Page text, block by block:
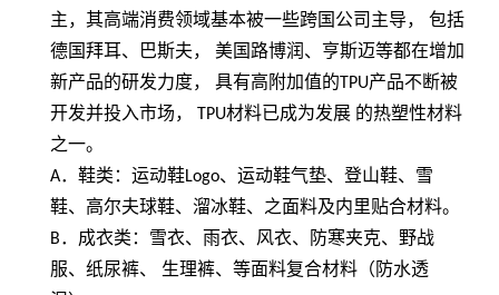
主，其高端消费领域基本被一些跨国公司主导， 包括
德国拜耳、巴斯夫， 美国路博润、亨斯迈等都在增加
新产品的研发力度， 具有高附加值的TPU产品不断被
开发并投入市场， TPU材料已成为发展 的热塑性材料
之一。
A．鞋类：运动鞋Logo、运动鞋气垫、登山鞋、雪
鞋、高尔夫球鞋、溜冰鞋、之面料及内里贴合材料。
B．成衣类：雪衣、雨衣、风衣、防寒夹克、野战
服、纸尿裤、 生理裤、等面料复合材料（防水透